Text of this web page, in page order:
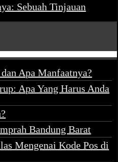
Sebuah Tinjauan
Apa Manfaatnya?
Apa Yang Harus Anda
Bandung Barat
Mengenai Kode Pos di